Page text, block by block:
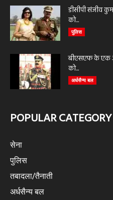
डीसीपी संजीव
को...
पुलिस
बीएसएफ के एक
को...
अर्धसैन्य बल
POPULAR CATEGORY
सेना
पुलिस
तबादला/तैनाती
अर्धसैन्य बल